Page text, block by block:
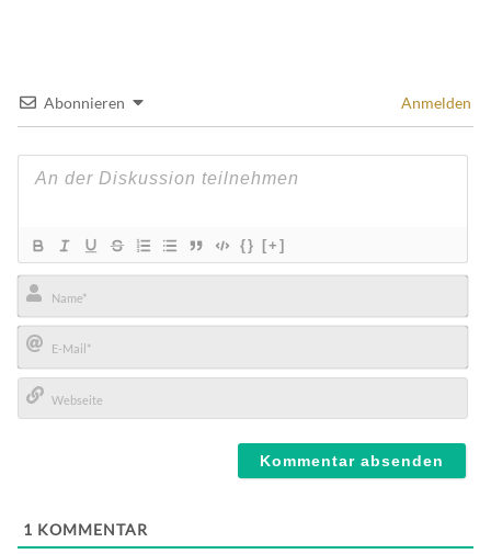
Abonnieren Anmelden
{} [+]
Name*
E-
Mail*
1 KOMMENTAR